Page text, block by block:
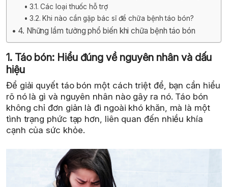
3.1. Các loại thuốc hỗ trợ
3.2. Khi nào cần gặp bác sĩ để chữa bệnh táo bón?
4. Những lầm tưởng phổ biến khi chữa bệnh táo bón
1. Táo bón: Hiểu đúng về nguyên nhân và dấu
hiệu
Để giải quyết táo bón một cách triệt để, bạn cần hiểu
rõ nó là gì và nguyên nhân nào gây ra nó. Táo bón
không chỉ đơn giản là đi ngoài khó khăn, mà là một
tình trạng phức tạp hơn, liên quan đến nhiều khía
cạnh của sức khỏe.